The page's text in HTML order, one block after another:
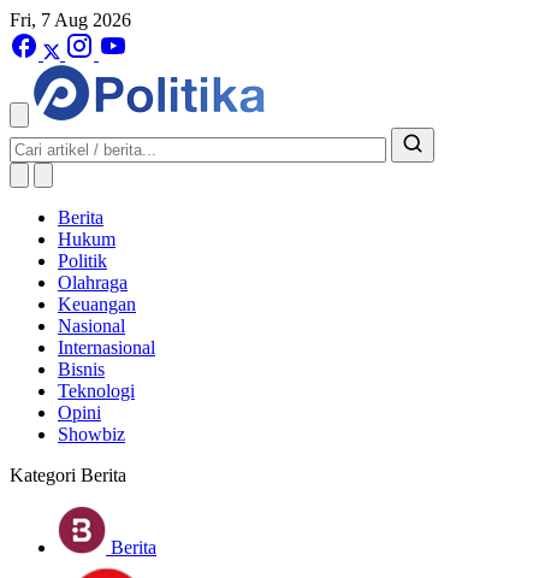
Fri, 7 Aug 2026
Berita
Hukum
Politik
Olahraga
Keuangan
Nasional
Internasional
Bisnis
Teknologi
Opini
Showbiz
Kategori Berita
Berita